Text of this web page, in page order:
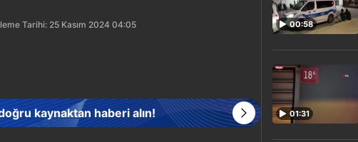
Tarihi: 25 Kasım 2024 04:05
kaynaktan haberi alın!
00:58
01:31